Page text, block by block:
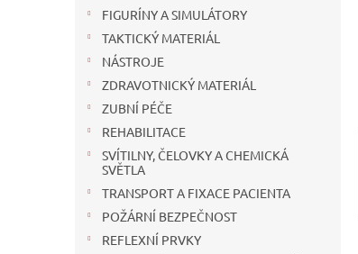
FIGURÍNY A SIMULÁTORY
TAKTICKÝ MATERIÁL
NÁSTROJE
ZDRAVOTNICKÝ MATERIÁL
ZUBNÍ PÉČE
REHABILITACE
SVÍTILNY, ČELOVKY A CHEMICKÁ
SVĚTLA
TRANSPORT A FIXACE PACIENTA
POŽÁRNÍ BEZPEČNOST
REFLEXNÍ PRVKY